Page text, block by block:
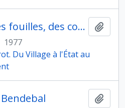
Vues générales des fouilles, des coupes stratigraphiques de l'habitats, des sols, des puits, des murs, des tombes et des fosses
1977
Du Village à l'État au